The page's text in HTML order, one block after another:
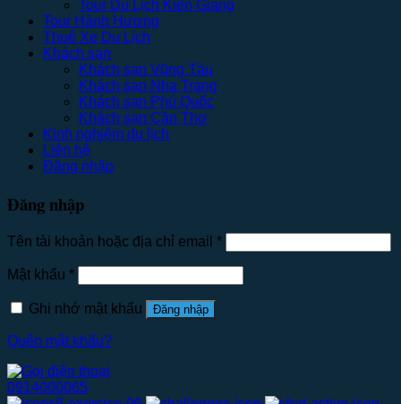
Tour Du Lịch Kiên Giang
Tour Hành Hương
Thuê Xe Du Lịch
Khách sạn
Khách sạn Vũng Tàu
Khách sạn Nha Trang
Khách sạn Phú Quốc
Khách sạn Cần Thơ
Kinh nghiệm du lịch
Liên hệ
Đăng nhập
Đăng nhập
Tên tài khoản hoặc địa chỉ email *
Mật khẩu *
Ghi nhớ mật khẩu Đăng nhập
Quên mật khẩu?
0914000065